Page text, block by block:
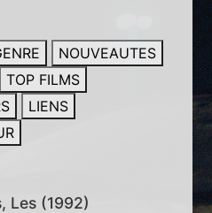
NOUVEAUTES
TOP FILMS
LIENS
Les (1992)